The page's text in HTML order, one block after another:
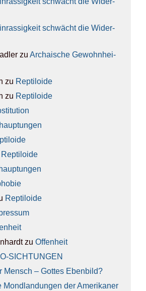
schwächt die Wider­
zu Archai­sche Gewohn­hei­
zu Rep­ti­lo­ide
zu Rep­ti­lo­ide
Rep­ti­lo­ide
Rep­ti­lo­ide
zu Offen­heit
SICH­TUN­GEN
Mensch – Got­tes Eben­bild?
Mond­lan­dun­gen der Ame­ri­ka­ner